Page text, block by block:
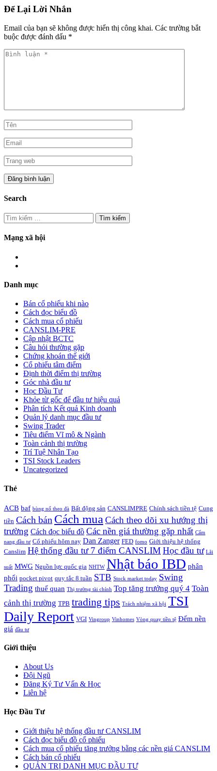
Để Lại Lời Nhắn
Email của bạn sẽ không được hiển thị công khai. Các trường bắt
buộc được đánh dấu *
Search
Tìm
kiếm
cho:
Mạng xã hội
Danh mục
Bán cổ phiếu khi nào
Cách đọc biểu đồ
Cách mua cổ phiếu
CANSLIM-PRE
Cập nhật BCTC
Câu hỏi thường gặp
Chứng khoán thế giới
Cổ phiếu tâm điểm
Định thời điểm thị trường
Góc nhà đầu tư
Học Đầu Tư
Khỏe từ gốc để đầu tư hiệu quả
Phân tích Kết quả Kinh doanh
Quản lý danh mục đầu tư
Swing Trader
Tiêu điểm Vĩ mô & Ngành
Toàn cảnh thị trường
Trí Tuệ Nhân Tạo
TSI Stock Leaders
Uncategorized
Thẻ
ACB baf bùng nổ theo đà Bất động sản CANSLIMPRE Chính sách tiền tệ Cung
tiền Cách bán Cách mua Cách theo dõi xu hướng thị
trường Cách đọc biểu đồ Các nền giá thường gặp nhất Cẩm
nang đầu tư Cổ phiếu hôm nay Dan Zanger FED fomo Giới thiệu hệ thống
Canslim Hệ thống đầu tư 7 điểm CANSLIMHọc đầu tư Lãi
suất MWG Nguồn lực quốc gia NHTW Nhật báo IBD phân
phối pocket pivot quy tắc 8 tuần STB Stock market today Swing
Trading thuế quan Thị trường tài chính Top tăng trưởng quý 4 Toàn
cảnh thị trường TPB trading tips Trách nhiệm xã hội TSI
Daily Report VGI Vingroup Vinhomes Vòng quay tiền tệ Đếm nền
giá đầu tư
Giới thiệu
About Us
Đội Ngũ
Đăng Ký Tư Vấn & Học
Liên hệ
Học Đầu Tư
Giới thiệu hệ thống đầu tư CANSLIM
Cách đọc biểu đồ cổ phiếu
Cách mua cổ phiếu tăng trưởng bằng các nền giá CANSLIM
Cách bán cổ phiếu
QUẢN TRỊ DANH MỤC ĐẦU TƯ